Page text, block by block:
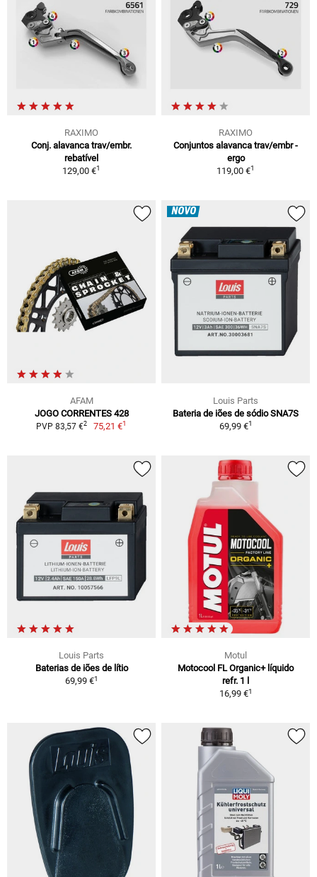
RAXIMO
Conj. alavanca trav/embr.
rebatível
129,00 €1
RAXIMO
Conjuntos alavanca trav/embr -
ergo
119,00 €1
AFAM
JOGO CORRENTES 428
PVP 83,57 €2 75,21 €1
NOVO
Louis Parts
Bateria de iões de sódio SNA7S
69,99 €1
Louis Parts
Baterias de iões de lítio
69,99 €1
Motul
Motocool FL Organic+ líquido
refr. 1 l
16,99 €1